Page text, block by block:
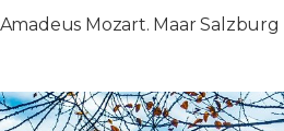
Mozart. Maar